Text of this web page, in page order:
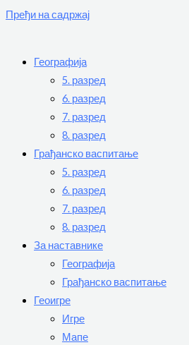
Пређи на садржај
Географија
5. разред
6. разред
7. разред
8. разред
Грађанско васпитање
5. разред
6. разред
7. разред
8. разред
За наставнике
Географија
Грађанско васпитање
Геоигре
Игре
Мапе